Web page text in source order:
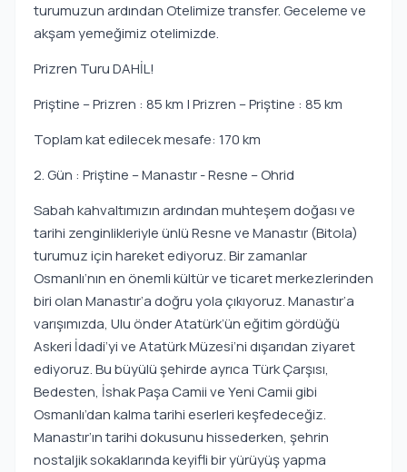
turumuzun ardından Otelimize transfer. Geceleme ve
akşam yemeğimiz otelimizde.
Prizren Turu DAHİL!
Priştine – Prizren : 85 km | Prizren – Priştine : 85 km
Toplam kat edilecek mesafe: 170 km
2. Gün : Priştine – Manastır - Resne – Ohrid
Sabah kahvaltımızın ardından muhteşem doğası ve
tarihi zenginlikleriyle ünlü Resne ve Manastır (Bitola)
turumuz için hareket ediyoruz. Bir zamanlar
Osmanlı’nın en önemli kültür ve ticaret merkezlerinden
biri olan Manastır’a doğru yola çıkıyoruz. Manastır’a
varışımızda, Ulu önder Atatürk’ün eğitim gördüğü
Askeri İdadi’yi ve Atatürk Müzesi’ni dışarıdan ziyaret
ediyoruz. Bu büyülü şehirde ayrıca Türk Çarşısı,
Bedesten, İshak Paşa Camii ve Yeni Camii gibi
Osmanlı’dan kalma tarihi eserleri keşfedeceğiz.
Manastır’ın tarihi dokusunu hissederken, şehrin
nostaljik sokaklarında keyifli bir yürüyüş yapma